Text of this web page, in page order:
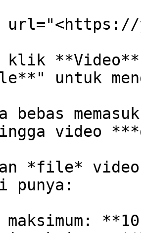
url="<https://
klik
untuk
bebas
video
*file* video
punya: